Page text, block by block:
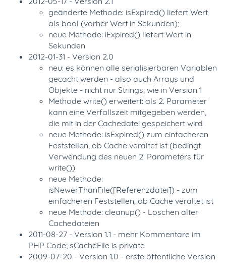
geänderte Methode: isExpired() liefert Wert
als bool (vorher Wert in Sekunden);
neue Methode: iExpired() liefert Wert in
Sekunden
2012-01-31 - Version 2.0
neu: es können alle serialisierbaren Variablen
gecacht werden - also auch Arrays und
Objekte - nicht nur Strings, wie in Version 1
Methode write() erweitert: als 2. Parameter
kann eine Verfallszeit mitgegeben werden,
die mit in der Cachedatei gespeichert wird
neue Methode: isExpired() zum einfacheren
Feststellen, ob Cache veraltet ist (bedingt
Verwendung des neuen 2. Parameters für
write())
neue Methode:
isNewerThanFile([Referenzdatei]) - zum
einfacheren Feststellen, ob Cache veraltet ist
neue Methode: cleanup() - Löschen alter
Cachedateien
2011-08-27 - Version 1.1 - mehr Kommentare im
PHP Code; sCacheFile is private
2009-07-20 - Version 1.0 - erste öffentliche Version